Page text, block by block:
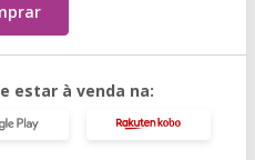
estar à venda na: